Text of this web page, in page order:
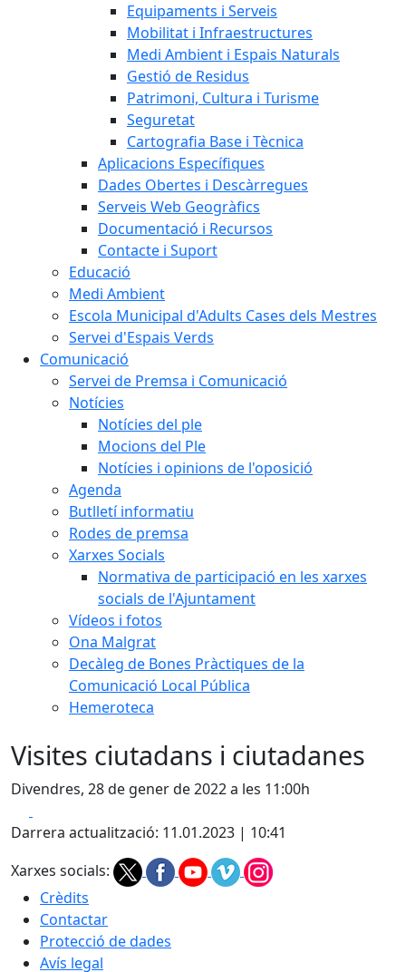
Equipaments i Serveis
Mobilitat i Infraestructures
Medi Ambient i Espais Naturals
Gestió de Residus
Patrimoni, Cultura i Turisme
Seguretat
Cartografia Base i Tècnica
Aplicacions Específiques
Dades Obertes i Descàrregues
Serveis Web Geogràfics
Documentació i Recursos
Contacte i Suport
Educació
Medi Ambient
Escola Municipal d'Adults Cases dels Mestres
Servei d'Espais Verds
Comunicació
Servei de Premsa i Comunicació
Notícies
Notícies del ple
Mocions del Ple
Notícies i opinions de l'oposició
Agenda
Butlletí informatiu
Rodes de premsa
Xarxes Socials
Normativa de participació en les xarxes
socials de l'Ajuntament
Vídeos i fotos
Ona Malgrat
Decàleg de Bones Pràctiques de la
Comunicació Local Pública
Hemeroteca
Visites ciutadans i ciutadanes
Divendres, 28 de gener de 2022 a les 11:00h
Darrera actualització: 11.01.2023 | 10:41
Xarxes socials:
Crèdits
Contactar
Protecció de dades
Avís legal